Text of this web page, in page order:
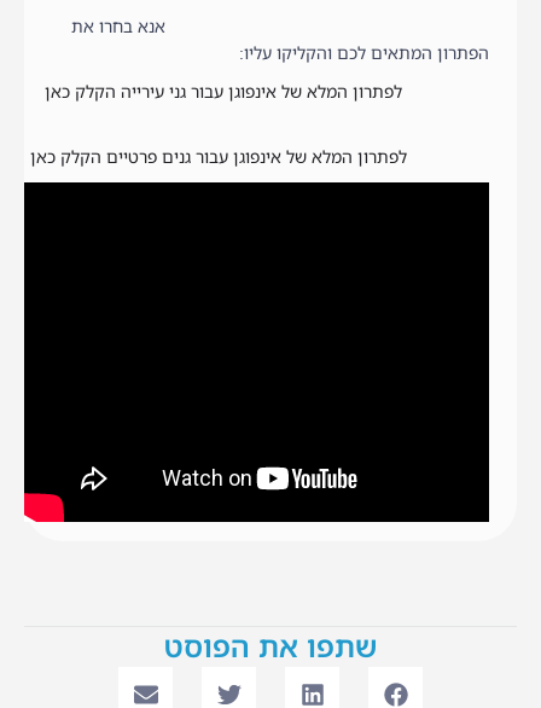
אנא בחרו את
הפתרון המתאים לכם והקליקו עליו:
לפתרון המלא של אינפוגן עבור גני עירייה הקלק כאן
לפתרון המלא של אינפוגן עבור גנים פרטיים הקלק כאן
שתפו את הפוסט